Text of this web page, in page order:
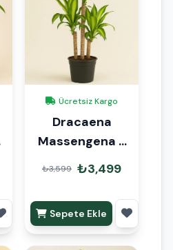
Ücretsiz Kargo
Dracaena
Massengena 3
Kök 110cm
₺3,599 ₺3,499
Sepete Ekle